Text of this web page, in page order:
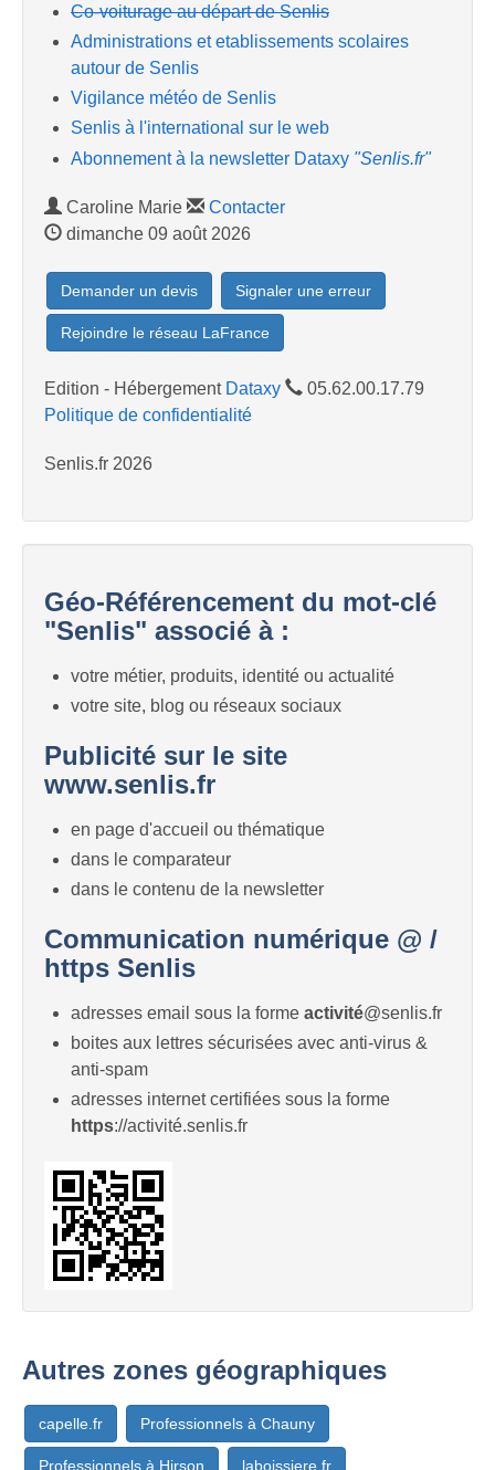
Co-voiturage au départ de Senlis
Administrations et etablissements scolaires
autour de Senlis
Vigilance météo de Senlis
Senlis à l'international sur le web
Abonnement à la newsletter Dataxy "Senlis.fr"
Caroline Marie
Contacter
dimanche 09 août 2026
Demander un devis Signaler une erreur
Rejoindre le réseau LaFrance
Edition - Hébergement Dataxy
05.62.00.17.79
Politique de confidentialité
Senlis.fr 2026
Géo-Référencement du mot-clé
"Senlis" associé à :
votre métier, produits, identité ou actualité
votre site, blog ou réseaux sociaux
Publicité sur le site
www.senlis.fr
en page d'accueil ou thématique
dans le comparateur
dans le contenu de la newsletter
Communication numérique @ /
https Senlis
adresses email sous la forme activité@senlis.fr
boites aux lettres sécurisées avec anti-virus &
anti-spam
adresses internet certifiées sous la forme
https://activité.senlis.fr
Autres zones géographiques
capelle.fr Professionnels à Chauny
Professionnels à Hirson laboissiere.fr